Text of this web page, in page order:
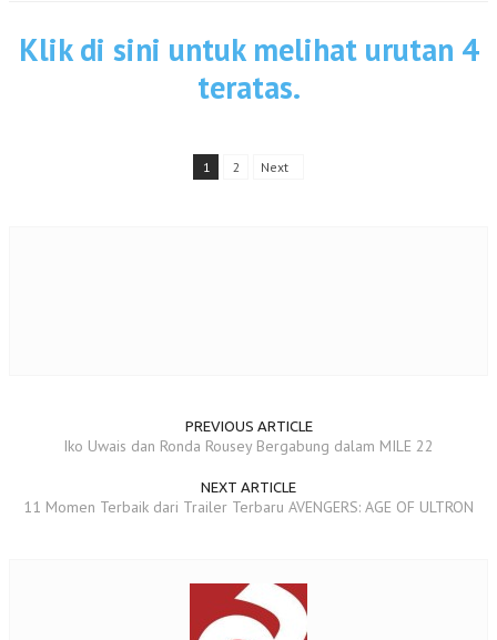
Klik di sini untuk melihat urutan 4
teratas.
1 2 Next
PREVIOUS ARTICLE
Iko Uwais dan Ronda Rousey Bergabung dalam MILE 22
NEXT ARTICLE
11 Momen Terbaik dari Trailer Terbaru AVENGERS: AGE OF ULTRON